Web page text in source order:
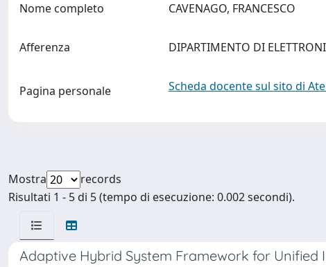
Nome completo CAVENAGO, FRANCESCO
Afferenza DIPARTIMENTO DI
Pagina personale Scheda docente sul sito di
Mostra
records
Risultati 1 - 5 di 5 (tempo di esecuzione: 0.002 secondi).
Adaptive Hybrid System Framework for